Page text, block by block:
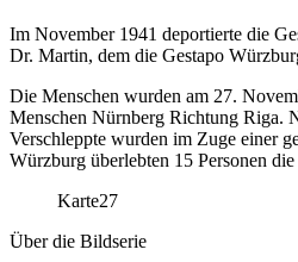
Im November 1941 deportierte die
Dr. Martin, dem die Gestapo
Die Menschen wurden am 27.
Menschen Nürnberg Richtung Riga.
Verschleppte wurden im Zuge einer
Würzburg überlebten 15 Personen die
Karte27
Über die Bildserie